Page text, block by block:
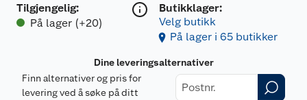
Tilgjengelig:
På lager (+20)
Butikklager:
Velg butikk
På lager i 65 butikker
Dine leveringsalternativer
Finn alternativer og pris for
levering ved å søke på ditt